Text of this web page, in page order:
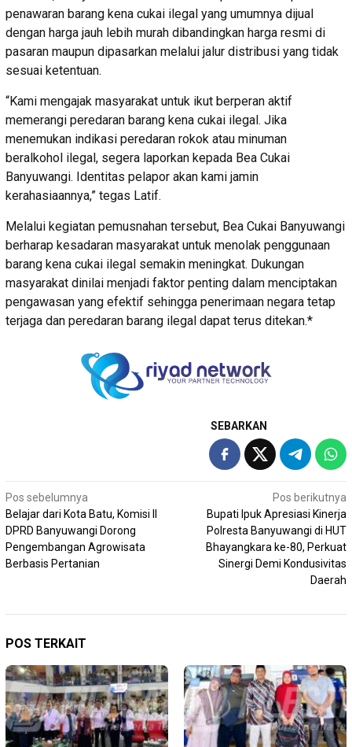
penawaran barang kena cukai ilegal yang umumnya dijual
dengan harga jauh lebih murah dibandingkan harga resmi di
pasaran maupun dipasarkan melalui jalur distribusi yang tidak
sesuai ketentuan.
“Kami mengajak masyarakat untuk ikut berperan aktif
memerangi peredaran barang kena cukai ilegal. Jika
menemukan indikasi peredaran rokok atau minuman
beralkohol ilegal, segera laporkan kepada Bea Cukai
Banyuwangi. Identitas pelapor akan kami jamin
kerahasiaannya,” tegas Latif.
Melalui kegiatan pemusnahan tersebut, Bea Cukai Banyuwangi
berharap kesadaran masyarakat untuk menolak penggunaan
barang kena cukai ilegal semakin meningkat. Dukungan
masyarakat dinilai menjadi faktor penting dalam menciptakan
pengawasan yang efektif sehingga penerimaan negara tetap
terjaga dan peredaran barang ilegal dapat terus ditekan.*
SEBARKAN
Navigasi
pos
Pos sebelumnya
Belajar dari Kota Batu, Komisi II
DPRD Banyuwangi Dorong
Pengembangan Agrowisata
Berbasis Pertanian
Pos berikutnya
Bupati Ipuk Apresiasi Kinerja
Polresta Banyuwangi di HUT
Bhayangkara ke-80, Perkuat
Sinergi Demi Kondusivitas
Daerah
POS TERKAIT